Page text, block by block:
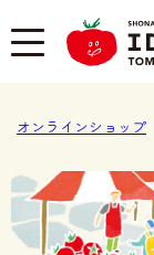
オンラインショップ